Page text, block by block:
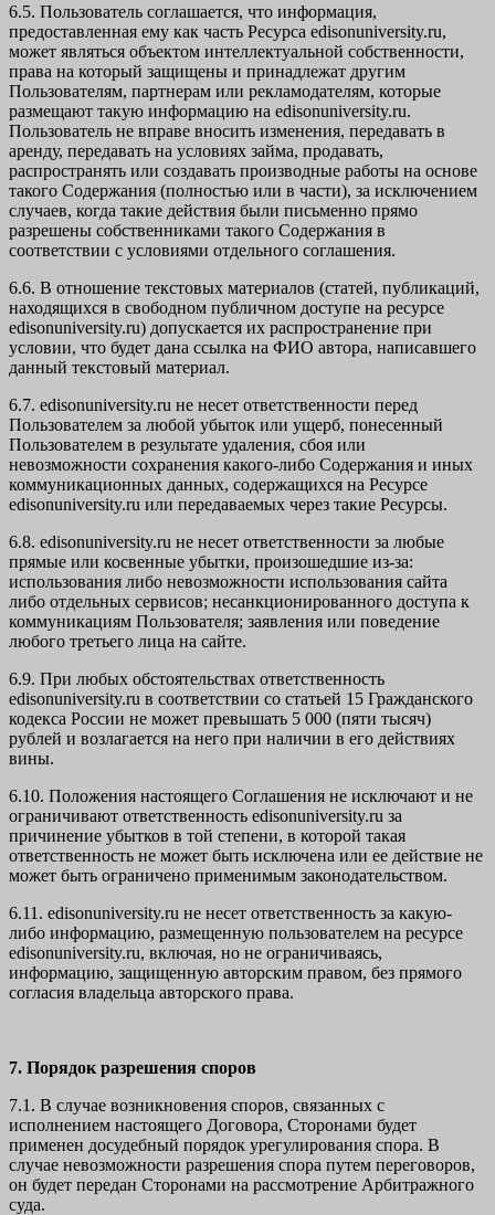
6.5. Пользователь соглашается, что информация,
предоставленная ему как часть Ресурса edisonuniversity.ru,
может являться объектом интеллектуальной собственности,
права на который защищены и принадлежат другим
Пользователям, партнерам или рекламодателям, которые
размещают такую информацию на edisonuniversity.ru.
Пользователь не вправе вносить изменения, передавать в
аренду, передавать на условиях займа, продавать,
распространять или создавать производные работы на основе
такого Содержания (полностью или в части), за исключением
случаев, когда такие действия были письменно прямо
разрешены собственниками такого Содержания в
соответствии с условиями отдельного соглашения.
6.6. В отношение текстовых материалов (статей, публикаций,
находящихся в свободном публичном доступе на ресурсе
edisonuniversity.ru) допускается их распространение при
условии, что будет дана ссылка на ФИО автора, написавшего
данный текстовый материал.
6.7. edisonuniversity.ru не несет ответственности перед
Пользователем за любой убыток или ущерб, понесенный
Пользователем в результате удаления, сбоя или
невозможности сохранения какого-либо Содержания и иных
коммуникационных данных, содержащихся на Ресурсе
edisonuniversity.ru или передаваемых через такие Ресурсы.
6.8. edisonuniversity.ru не несет ответственности за любые
прямые или косвенные убытки, произошедшие из-за:
использования либо невозможности использования сайта
либо отдельных сервисов; несанкционированного доступа к
коммуникациям Пользователя; заявления или поведение
любого третьего лица на сайте.
6.9. При любых обстоятельствах ответственность
edisonuniversity.ru в соответствии со статьей 15 Гражданского
кодекса России не может превышать 5 000 (пяти тысяч)
рублей и возлагается на него при наличии в его действиях
вины.
6.10. Положения настоящего Соглашения не исключают и не
ограничивают ответственность edisonuniversity.ru за
причинение убытков в той степени, в которой такая
ответственность не может быть исключена или ее действие не
может быть ограничено применимым законодательством.
6.11. edisonuniversity.ru не несет ответственность за какую-
либо информацию, размещенную пользователем на ресурсе
edisonuniversity.ru, включая, но не ограничиваясь,
информацию, защищенную авторским правом, без прямого
согласия владельца авторского права.
7. Порядок разрешения споров
7.1. В случае возникновения споров, связанных с
исполнением настоящего Договора, Сторонами будет
применен досудебный порядок урегулирования спора. В
случае невозможности разрешения спора путем переговоров,
он будет передан Сторонами на рассмотрение Арбитражного
суда.